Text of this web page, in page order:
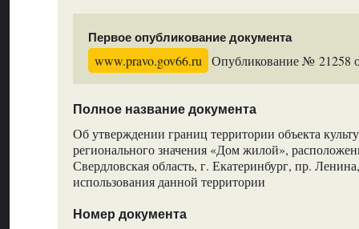
Первое опубликование документа
www.pravo.gov66.ru Опубликование № 21258
Полное название документа
Об утверждении границ территории объекта
регионального значения «Дом жилой»,
Свердловская область, г. Екатеринбург, пр.
использования данной территории
Номер документа